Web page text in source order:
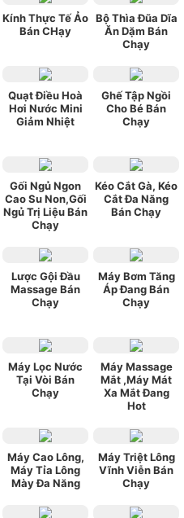
Kính Thực Tế Ảo
Bán CHạy
Bộ Thìa Đũa Dĩa
Ăn Dặm Bán
Chạy
Quạt Điều Hoà
Hơi Nước Mini
Giảm Nhiệt
Ghế Tập Ngồi
Cho Bé Bán
Chạy
Gối Ngủ Ngon
Cao Su Non,Gối
Ngủ Trị Liệu Bán
Chạy
Kéo Cắt Gà, Kéo
Cắt Đa Năng
Bán Chạy
Lược Gội Đầu
Massage Bán
Chạy
Máy Bơm Tăng
Áp Đang Bán
Chạy
Máy Lọc Nước
Tại Vòi Bán
Chạy
Máy Massage
Mắt ,Máy Mát
Xa Mắt Đang
Hot
Máy Cao Lông,
Máy Tỉa Lông
Mày Đa Năng
Máy Triệt Lông
Vĩnh Viễn Bán
Chạy